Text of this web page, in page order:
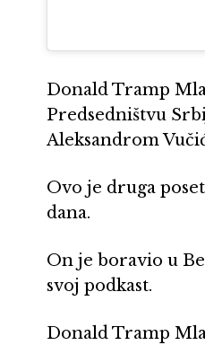
Donald Tramp
Predsedništvu
Aleksandrom
Ovo je druga
dana.
On je boravio u
svoj podkast.
Donald Tramp